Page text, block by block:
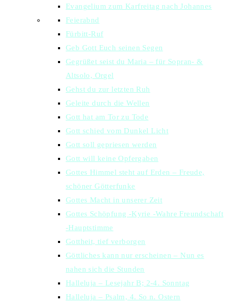
Evangelium zum Karfreitag nach Johannes
Feierabnd
Fürbitt-Ruf
Geb Gott Euch seinen Segen
Gegrüßet seist du Maria – für Sopran- &
Altsolo, Orgel
Gehst du zur letzten Ruh
Geleite durch die Wellen
Gott hat am Tor zu Tode
Gott schied vom Dunkel Licht
Gott soll gepriesen werden
Gott will keine Opfergaben
Gottes Himmel steht auf Erden – Freude,
schöner Götterfunke
Gottes Macht in unserer Zeit
Gottes Schöpfung -Kyrie -Wahre Freundschaft
-Hauptstimme
Gottheit, tief verborgen
Göttliches kann nur erscheinen – Nun es
nahen sich die Stunden
Halleluja – Lesejahr B; 2-4. Sonntag
Halleluja – Psalm, 4. So n. Ostern